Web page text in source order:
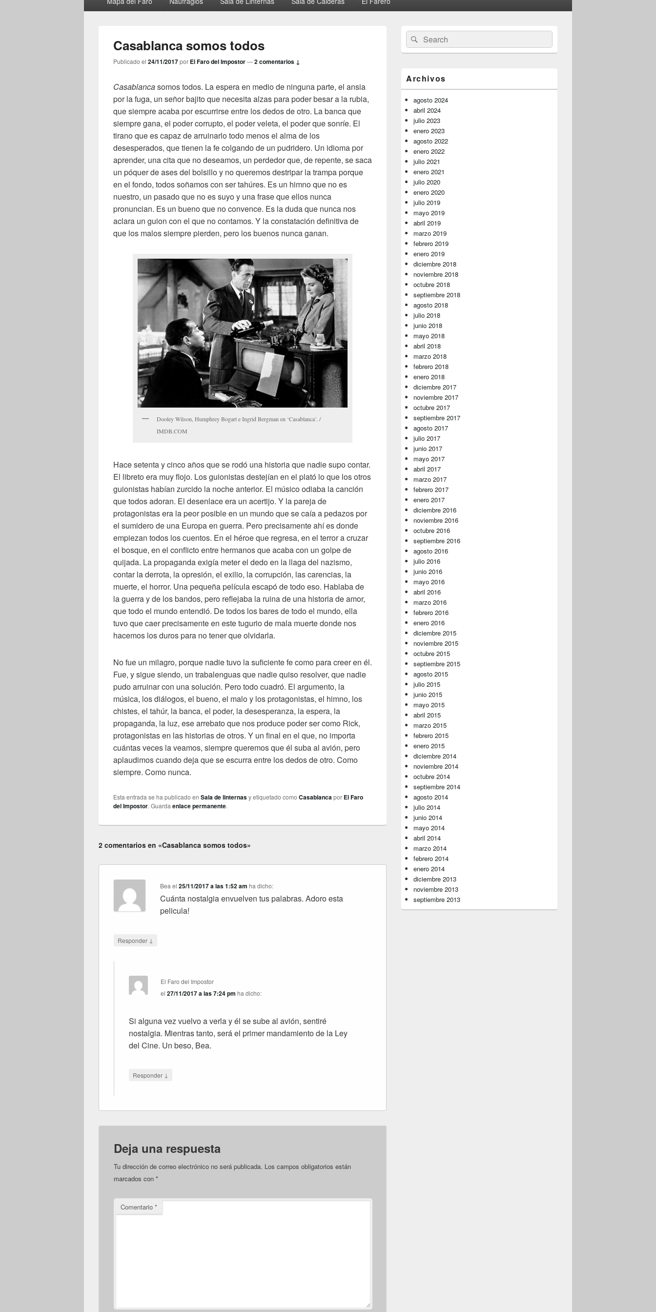
principal
Casablanca somos todos
Publicado el 24/11/2017por El Faro del Impostor—2 comentarios ↓
Casablancasomos todos. La espera en medio de ninguna parte, el ansia
por la fuga, un señor bajito que necesita alzas para poder besar a la rubia,
que siempre acaba por escurrirse entre los dedos de otro. La banca que
siempre gana, el poder corrupto, el poder veleta, el poder que sonríe. El
tirano que es capaz de arruinarlo todo menos el alma de los
desesperados, que tienen la fe colgando de un pudridero. Un idioma por
aprender, una cita que no deseamos, un perdedor que, de repente, se saca
un póquer de ases del bolsillo y no queremos destripar la trampa porque
en el fondo, todos soñamos con ser tahúres. Es un himno que no es
nuestro, un pasado que no es suyo y una frase que ellos nunca
pronuncian. Es un bueno que no convence. Es la duda que nunca nos
aclara un guion con el que no contamos. Y la constatación definitiva de
que los malos siempre pierden, pero los buenos nunca ganan.
Dooley Wilson, Humphrey Bogart e Ingrid Bergman en ‘Casablanca’. /
IMDB.COM
Hace setenta y cinco años que se rodó una historia que nadie supo contar.
El libreto era muy flojo. Los guionistas destejían en el plató lo que los otros
guionistas habían zurcido la noche anterior. El músico odiaba la canción
que todos adoran. El desenlace era un acertijo. Y la pareja de
protagonistas era la peor posible en un mundo que se caía a pedazos por
el sumidero de una Europa en guerra. Pero precisamente ahí es donde
empiezan todos los cuentos. En el héroe que regresa, en el terror a cruzar
el bosque, en el conflicto entre hermanos que acaba con un golpe de
quijada. La propaganda exigía meter el dedo en la llaga del nazismo,
contar la derrota, la opresión, el exilio, la corrupción, las carencias, la
muerte, el horror. Una pequeña película escapó de todo eso. Hablaba de
la guerra y de los bandos, pero reflejaba la ruina de una historia de amor,
que todo el mundo entendió. De todos los bares de todo el mundo, ella
tuvo que caer precisamente en este tugurio de mala muerte donde nos
hacemos los duros para no tener que olvidarla.
No fue un milagro, porque nadie tuvo la suficiente fe como para creer en él.
Fue, y sigue siendo, un trabalenguas que nadie quiso resolver, que nadie
pudo arruinar con una solución. Pero todo cuadró. El argumento, la
música, los diálogos, el bueno, el malo y los protagonistas, el himno, los
chistes, el tahúr, la banca, el poder, la desesperanza, la espera, la
propaganda, la luz, ese arrebato que nos produce poder ser como Rick,
protagonistas en las historias de otros. Y un final en el que, no importa
cuántas veces la veamos, siempre queremos que él suba al avión, pero
aplaudimos cuando deja que se escurra entre los dedos de otro. Como
siempre. Como nunca.
Esta entrada se ha publicado en Sala de linternasy etiquetado como Casablancapor El Faro
del Impostor. Guarda enlace permanente.
2 comentarios en «Casablanca somos todos»
Bea el25/11/2017 a las 1:52 am ha dicho:
Cuánta nostalgia envuelven tus palabras. Adoro esta
pelicula!
Responder ↓
El Faro del Impostor
el27/11/2017 a las 7:24 pm ha dicho:
Si alguna vez vuelvo a verla y él se sube al avión, sentiré
nostalgia. Mientras tanto, será el primer mandamiento de la Ley
del Cine. Un beso, Bea.
Responder ↓
Deja una respuesta
Tu dirección de correo electrónico no será publicada. Los campos obligatorios están
marcados con *
Comentario *
área
de
widget
lateral
primaria
Buscar
por:
Buscar
Archivos
agosto 2024
abril 2024
julio 2023
enero 2023
agosto 2022
enero 2022
julio 2021
enero 2021
julio 2020
enero 2020
julio 2019
mayo 2019
abril 2019
marzo 2019
febrero 2019
enero 2019
diciembre 2018
noviembre 2018
octubre 2018
septiembre 2018
agosto 2018
julio 2018
junio 2018
mayo 2018
abril 2018
marzo 2018
febrero 2018
enero 2018
diciembre 2017
noviembre 2017
octubre 2017
septiembre 2017
agosto 2017
julio 2017
junio 2017
mayo 2017
abril 2017
marzo 2017
febrero 2017
enero 2017
diciembre 2016
noviembre 2016
octubre 2016
septiembre 2016
agosto 2016
julio 2016
junio 2016
mayo 2016
abril 2016
marzo 2016
febrero 2016
enero 2016
diciembre 2015
noviembre 2015
octubre 2015
septiembre 2015
agosto 2015
julio 2015
junio 2015
mayo 2015
abril 2015
marzo 2015
febrero 2015
enero 2015
diciembre 2014
noviembre 2014
octubre 2014
septiembre 2014
agosto 2014
julio 2014
junio 2014
mayo 2014
abril 2014
marzo 2014
febrero 2014
enero 2014
diciembre 2013
noviembre 2013
septiembre 2013